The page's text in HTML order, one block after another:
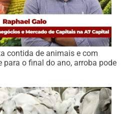
contida de animais e com
para o final do ano, arroba pode